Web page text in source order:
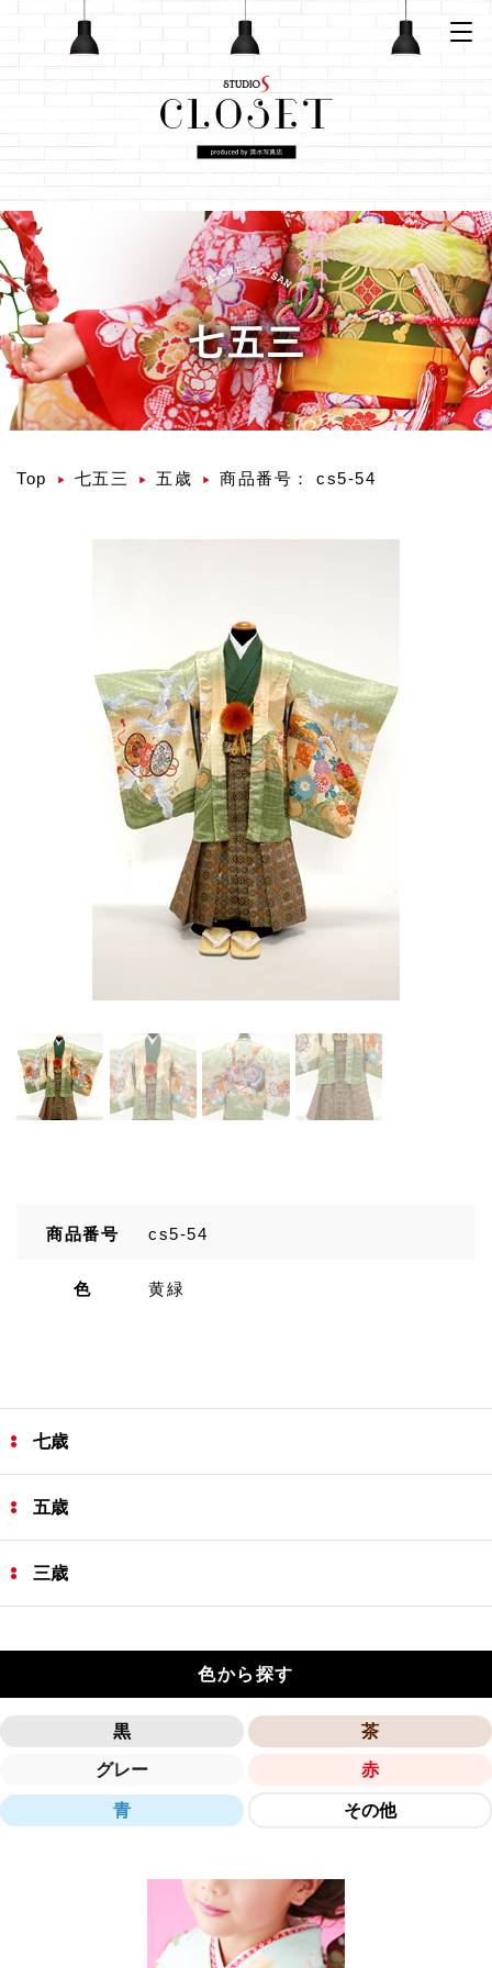
Top 七五三 五歳 商品番号： cs5-54
商品番号 cs5-54
色 黄緑
七歳
五歳
三歳
色から探す
黒 茶
グレー 赤
青 その他